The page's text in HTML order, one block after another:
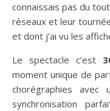
connaissais pas du
réseaux et leur
et dont j’ai vu les
Le spectacle c’est
moment unique de
chorégraphies avec
synchronisation